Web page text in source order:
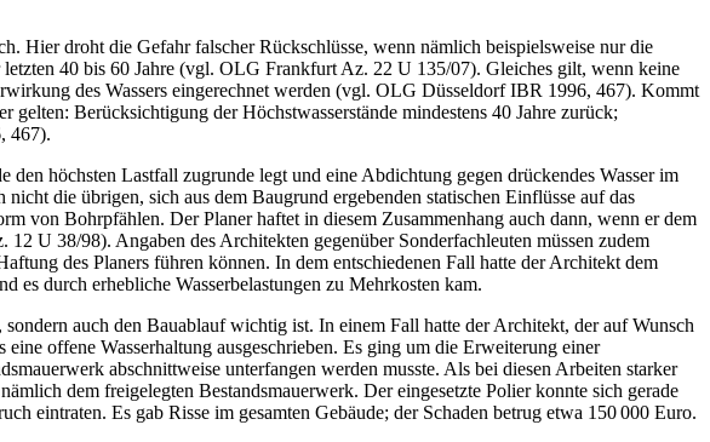
Hier droht die Gefahr falscher Rückschlüsse, wenn nämlich beispielsweise nur die
letzten 40 bis 60 Jahre (vgl. OLG Frankfurt Az. 22 U 135/07). Gleiches gilt, wenn keine
des Wassers eingerechnet werden (vgl. OLG Düsseldorf IBR 1996, 467). Kommt
Berücksichtigung der Höchstwasserstände mindestens 40 Jahre zurück;
467).
höchsten Lastfall zugrunde legt und eine Abdichtung gegen drückendes Wasser im
die übrigen, sich aus dem Baugrund ergebenden statischen Einflüsse auf das
von Bohrpfählen. Der Planer haftet in diesem Zusammenhang auch dann, wenn er dem
U 38/98). Angaben des Architekten gegenüber Sonderfachleuten müssen zudem
des Planers führen können. In dem entschiedenen Fall hatte der Architekt dem
es durch erhebliche Wasserbelastungen zu Mehrkosten kam.
auch den Bauablauf wichtig ist. In einem Fall hatte der Architekt, der auf Wunsch
offene Wasserhaltung ausgeschrieben. Es ging um die Erweiterung einer
­abschnittweise unterfangen werden musste. Als bei diesen Arbeiten starker
dem freigelegten Bestandsmauerwerk. Der eingesetzte Polier konnte sich gerade
eintraten. Es gab Risse im gesamten Gebäude; der Schaden betrug etwa 150 000 Euro.